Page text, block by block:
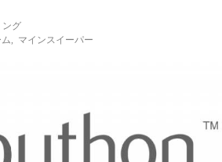
ング
マインスイーパー